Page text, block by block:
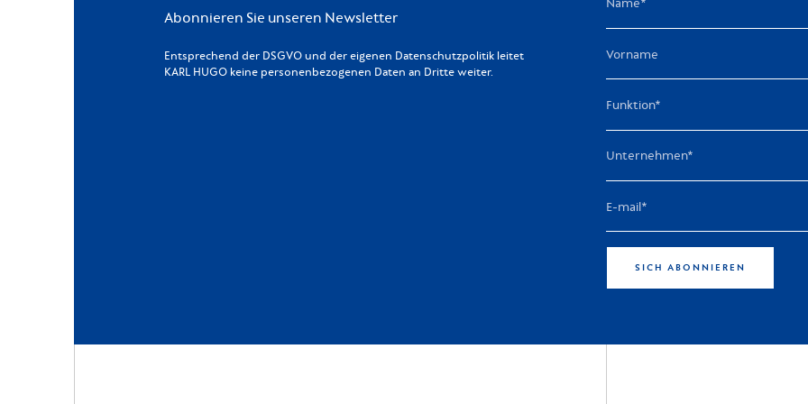
Abonnieren Sie unseren Newsletter
Entsprechend der DSGVO und der eigenen Datenschutzpolitik leitet
KARL HUGO keine personenbezogenen Daten an Dritte weiter.
SICH ABONNIEREN